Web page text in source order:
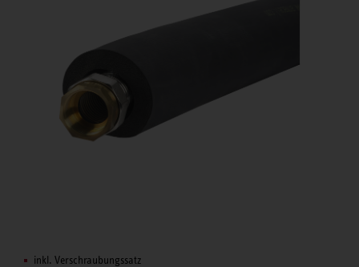
inkl. Verschraubungssatz